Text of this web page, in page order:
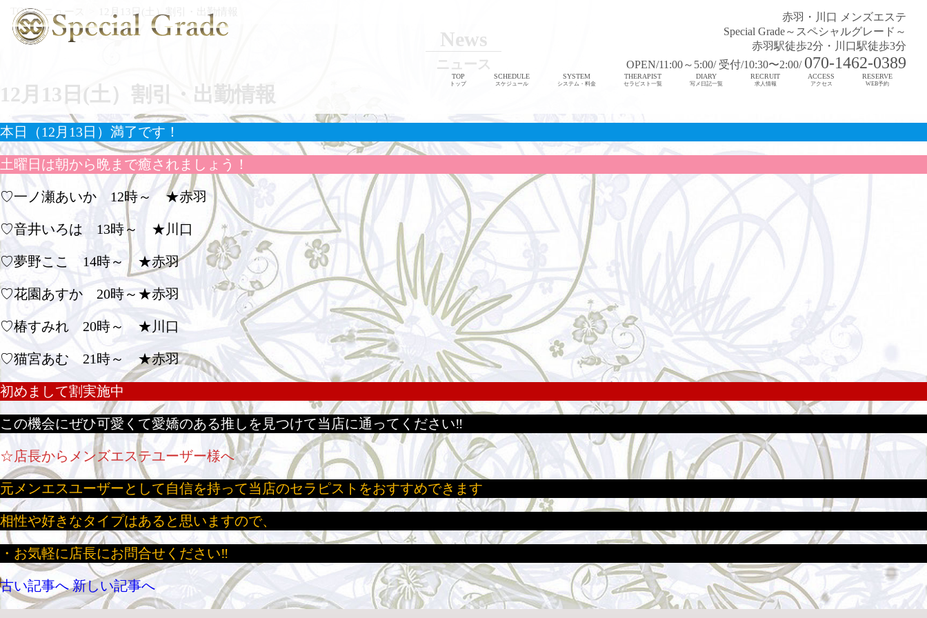
赤羽・川口 メンズエステ
Special Grade～スペシャルグレード～
赤羽駅徒歩2分・川口駅徒歩3分
OPEN/11:00～5:00/ 受付/10:30〜2:00/ 070-1462-0389
TOP
トップ
SCHEDULE
スケジュール
SYSTEM
システム・料金
THERAPIST
セラピスト一覧
DIARY
写メ日記一覧
RECRUIT
求人情報
ACCESS
アクセス
RESERVE
WEB予約
TOP ニュース 12月13日(土）割引・出勤情報
News
ニュース
12月13日(土）割引・出勤情報
本日（12月13日）満了です！
土曜日は朝から晩まで癒されましょう！
♡一ノ瀬あいか 12時～ ★赤羽
♡音井いろは 13時～ ★川口
♡夢野ここ 14時～ ★赤羽
♡花園あすか 20時～★赤羽
♡椿すみれ 20時～ ★川口
♡猫宮あむ 21時～ ★赤羽
初めまして割実施中
この機会にぜひ可愛くて愛嬌のある推しを見つけて当店に通ってください‼
☆店長からメンズエステユーザー様へ
元メンエスユーザーとして自信を持って当店のセラピストをおすすめできます
相性や好きなタイプはあると思いますので、
・お気軽に店長にお問合せください‼
古い記事へ 新しい記事へ